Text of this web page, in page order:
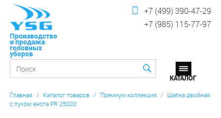
Производство
и продажа
головных
уборов
+7 (499) 390-47-29
+7 (985) 115-77-97
Главная / Каталог товаров / Премиум коллекция / Шапка двойная
с пухом енота PR 25003